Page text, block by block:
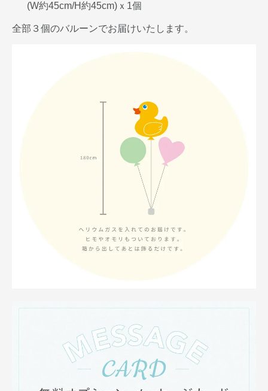
(W約45cm/H約45cm)ｘ1個
全部３個のバルーンでお届けいたします。